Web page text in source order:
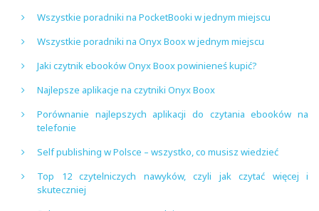
Wszystkie poradniki na PocketBooki w jednym miejscu
Wszystkie poradniki na Onyx Boox w jednym miejscu
Jaki czytnik ebooków Onyx Boox powinieneś kupić?
Najlepsze aplikacje na czytniki Onyx Boox
Porównanie najlepszych aplikacji do czytania ebooków na
telefonie
Self publishing w Polsce – wszystko, co musisz wiedzieć
Top 12 czytelniczych nawyków, czyli jak czytać więcej i
skuteczniej